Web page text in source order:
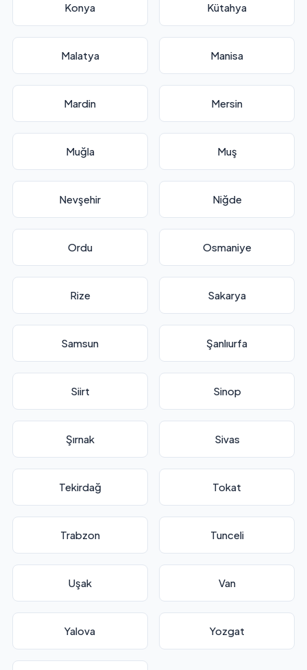
Konya Kütahya
Malatya Manisa
Mardin Mersin
Muğla Muş
Nevşehir Niğde
Ordu Osmaniye
Rize Sakarya
Samsun Şanlıurfa
Siirt Sinop
Şırnak Sivas
Tekirdağ Tokat
Trabzon Tunceli
Uşak Van
Yalova Yozgat